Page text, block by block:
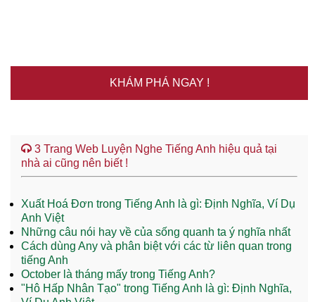
KHÁM PHÁ NGAY !
3 Trang Web Luyện Nghe Tiếng Anh hiệu quả tại
nhà ai cũng nên biết !
Xuất Hoá Đơn trong Tiếng Anh là gì: Định Nghĩa, Ví Dụ
Anh Việt
Những câu nói hay về của sống quanh ta ý nghĩa nhất
Cách dùng Any và phân biệt với các từ liên quan trong
tiếng Anh
October là tháng mấy trong Tiếng Anh?
"Hô Hấp Nhân Tạo" trong Tiếng Anh là gì: Định Nghĩa,